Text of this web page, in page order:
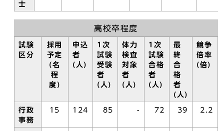
士
高校卒程度
試験
区分
採用
予定
(名
程
度)
申込
者
(人)
1次
試験
受験
者
(人)
体力
検査
対象
者
(人)
1次
試験
合格
者
(人)
最
終
合
格
者
(人)
競争
倍率
(倍)
行政
事務
15 124 85 - 72 39 2.2